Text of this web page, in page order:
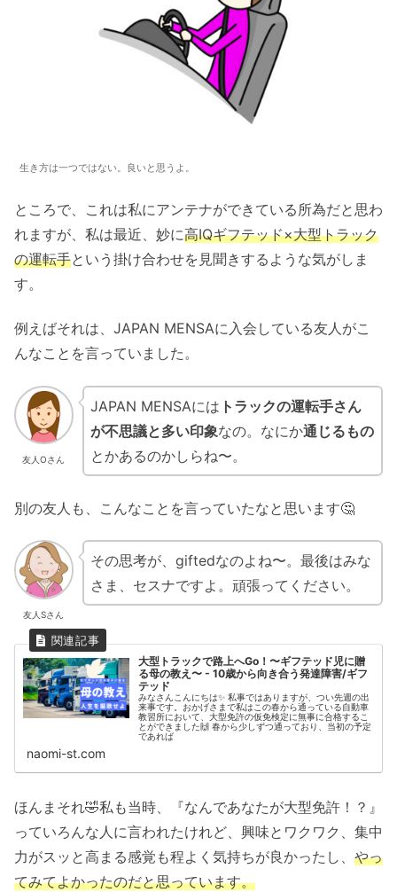
生き方は一つではない。良いと思うよ。
ところで、これは私にアンテナができている所為だと思わ
れますが、私は最近、妙に高IQギフテッド×大型トラック
の運転手という掛け合わせを見聞きするような気がしま
す。
例えばそれは、JAPAN MENSAに入会している友人がこ
んなことを言っていました。
友人Oさん
JAPAN MENSAには トラックの運転手さん
が不思議と多い印象なの。なにか通じるもの
とかあるのかしらね〜。
別の友人も、こんなことを言っていたなと思います🤔
友人Sさん
その思考が、giftedなのよね〜。最後はみな
さま、セスナですよ。頑張ってください。
大型トラックで路上へGo！〜ギフテッド児に贈
る母の教え〜 - 10歳から向き合う発達障害/ギフ
テッド
みなさんこんにちは✨ 私事ではありますが、つい先週の出
来事です。おかげさまで私はこの春から通っている自動車
教習所において、大型免許の仮免検定に無事に合格するこ
とができました🙌 春から少しずつ通っており、当初の予定
であれば
naomi-st.com
ほんまそれ🤣私も当時、『なんであなたが大型免許！？』
っていろんな人に言われたけれど、興味とワクワク、集中
力がスッと高まる感覚も程よく気持ちが良かったし、 やっ
てみてよかったのだと思っています。